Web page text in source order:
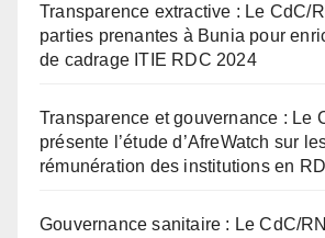
Transparence extractive : Le CdC/
parties prenantes à Bunia pour
de cadrage ITIE RDC 2024
Transparence et gouvernance : Le
présente l’étude d’AfreWatch sur
rémunération des institutions en
Gouvernance sanitaire : Le CdC/